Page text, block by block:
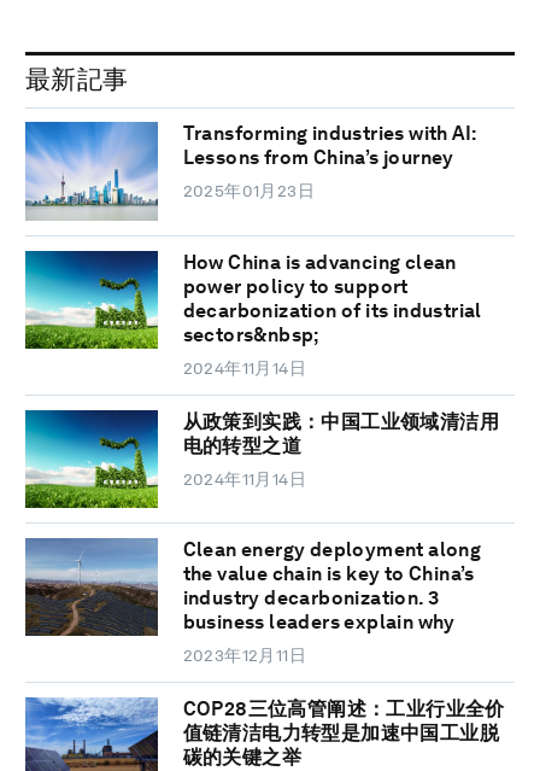
最新記事
Transforming industries with AI:
Lessons from China’s journey
2025年01月23日
How China is advancing clean
power policy to support
decarbonization of its industrial
sectors&nbsp;
2024年11月14日
从政策到实践：中国工业领域清洁用
电的转型之道
2024年11月14日
Clean energy deployment along
the value chain is key to China’s
industry decarbonization. 3
business leaders explain why
2023年12月11日
COP28三位高管阐述：工业行业全价
值链清洁电力转型是加速中国工业脱
碳的关键之举